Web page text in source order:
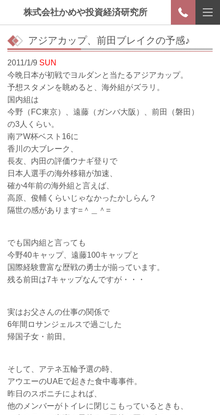
株式会社かめや投資経済研究所
アジアカップ、前田ブレイクの予感♪
2011/1/9 SUN
今晩日本が初戦でヨルダンと当たるアジアカップ。
予想スタメンを眺めると、海外組がズラリ。
国内組は
今野（FC東京）、遠藤（ガンバ大阪）、前田（磐田）
の3人くらい。
南アW杯ベスト16に
香川の大ブレーク、
長友、内田の評価ウナギ登りで
日本人選手の海外移籍が加速、
確か4年前の海外組と言えば、
高原、俊輔くらいじゃなかったかしらん？
隔世の感があります=＾＿＾=
でも国内組と言っても
今野40キャップ、遠藤100キャップと
国際経験豊富な歴戦の勇士が揃っています。
残る前田は7キャップなんですが・・・
実はお父さんの仕事の関係で
6年間ロサンジェルスで過ごした
帰国子女・前田。
そして、アテネ五輪予選の時、
アウエーのUAEで起きた食中毒事件。
昨日のスポニチによれば、
他のメンバーがトイレに閉じこもっているときも、